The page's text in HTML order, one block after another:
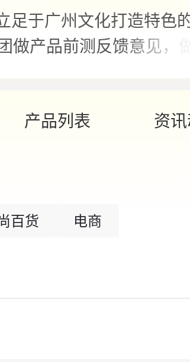
足于广州文化打造特色
做产品前测反馈意见，
产品列表 资
百货 电商